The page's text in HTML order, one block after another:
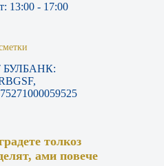
13:00 - 17:00
толкоз
ами повече